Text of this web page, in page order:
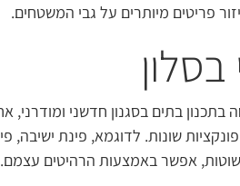
פריטים מיותרים על גבי המשטחים.
בסלון
בתים בסגנון חדשני ומודרני,
שונות. לדוגמא, פינת ישיבה,
אפשר באמצעות הרהיטים עצמם.